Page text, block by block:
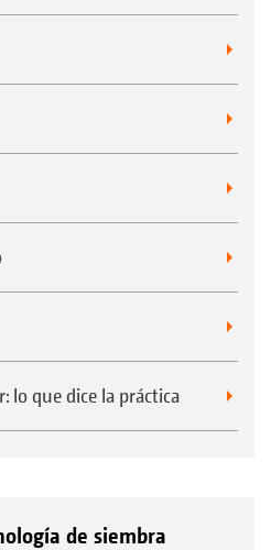
lo que dice la práctica
de siembra